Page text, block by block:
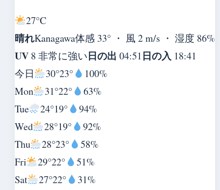
27°C
晴れKanagawa体感 33° ・ 風 2 m/s ・ 湿度 86%
UV 8 非常に強い日の出 04:51日の入 18:41
今日
30°23°
100%
Mon
31°22°
63%
Tue
24°19°
94%
Wed
28°19°
92%
Thu
28°23°
58%
Fri
29°22°
51%
Sat
27°22°
31%